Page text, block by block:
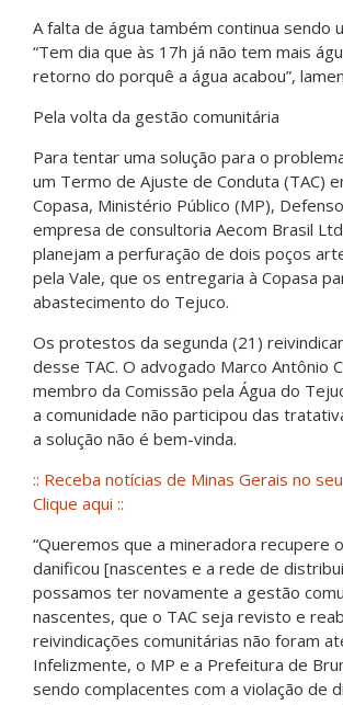
A falta de água também continua sendo
“Tem dia que às 17h já não tem mais
retorno do porquê a água acabou”,
Pela volta da gestão comunitária
Para tentar uma solução para o
um Termo de Ajuste de Conduta (TAC)
Copasa, Ministério Público (MP),
empresa de consultoria Aecom Brasil
planejam a perfuração de dois poços
pela Vale, que os entregaria à Copasa
abastecimento do Tejuco.
Os protestos da segunda (21)
desse TAC. O advogado Marco Antônio
membro da Comissão pela Água do
a comunidade não participou das
a solução não é bem-vinda.
:: Receba notícias de Minas Gerais no
Clique aqui ::
“Queremos que a mineradora recupere
danificou [nascentes e a rede de
possamos ter novamente a gestão
nascentes, que o TAC seja revisto e
reivindicações comunitárias não foram
Infelizmente, o MP e a Prefeitura de
sendo complacentes com a violação de